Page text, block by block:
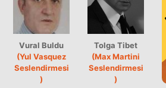
Vural Buldu
(Yul Vasquez
Seslendirmesi
)
Tolga Tibet
(Max Martini
Seslendirmesi
)